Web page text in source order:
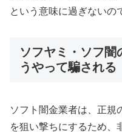
という意味に過ぎないの
ソフヤミ・ソフ闇
うやって騙される
ソフト闇金業者は、正規
を狙い撃ちにするため、